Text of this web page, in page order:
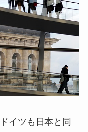
イツも日本と同